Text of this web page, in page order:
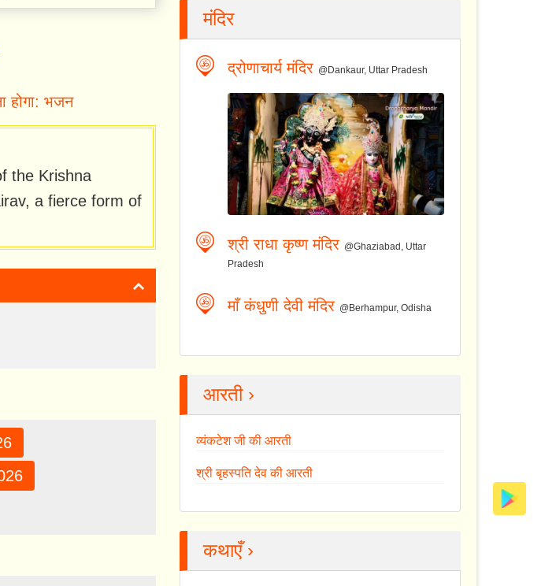
होगा: भजन
the Krishna
a fierce form of
मंदिर
द्रोणाचार्य मंदिर @Dankaur, Uttar Pradesh
श्री राधा कृष्ण मंदिर @Ghaziabad, Uttar
Pradesh
माँ कंधुणी देवी मंदिर @Berhampur, Odisha
आरती ›
व्यंकटेश जी की आरती
श्री बृहस्पति देव की आरती
कथाएँ ›